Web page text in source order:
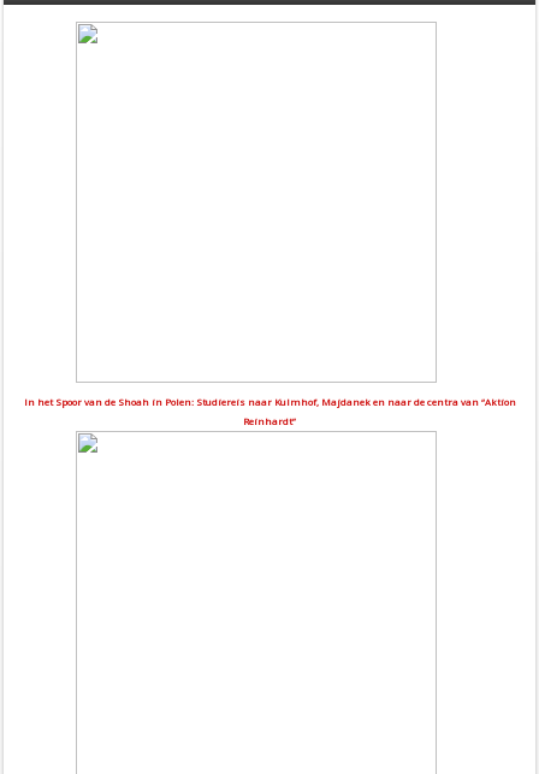
In het Spoor van de Shoah in Polen: Studiereis naar Kulmhof, Majdanek en naar de centra van “Aktion
Reinhardt”